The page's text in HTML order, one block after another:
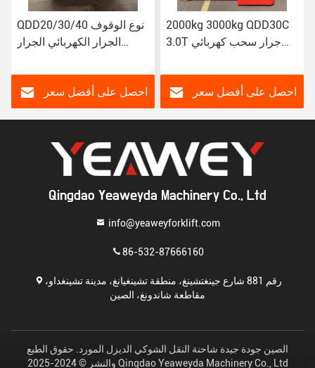
QDD20/30/40 نوع الوقوف
الجرار الكهربائي الجرار
احصل على أفضل سعر
2000kg 3000kg QDD30C
3.0T جرار سحب كهربائي
احصل على أفضل سعر
Qingdao Yeaweyda Machinery Co., Ltd
info@yeaweyforklift.com
86-532-87666160
رقم 881 شارع جينغتشينغ، منطقة تشينغيانغ، مدينة تشينغداو،
مقاطعة شاندونغ، الصين
الصين جودة جيدة شاحنة النقل الشوكي الديزل المورد. حقوق الطبع
والنشر © 2024-2025 Qingdao Yeaweyda Machinery Co., Ltd